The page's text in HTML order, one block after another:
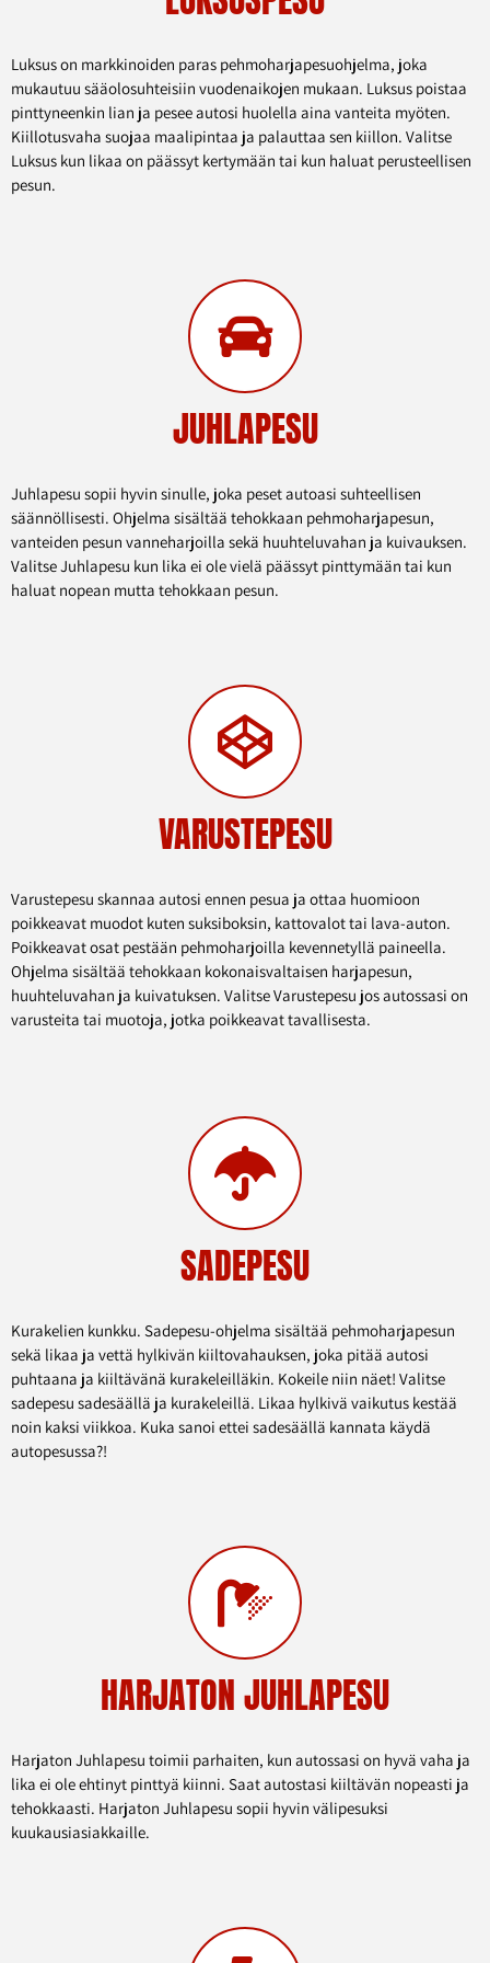
Luksus on markkinoiden paras pehmoharjapesuohjelma, joka
mukautuu sääolosuhteisiin vuodenaikojen mukaan. Luksus poistaa
pinttyneenkin lian ja pesee autosi huolella aina vanteita myöten.
Kiillotusvaha suojaa maalipintaa ja palauttaa sen kiillon. Valitse
Luksus kun likaa on päässyt kertymään tai kun haluat perusteellisen
pesun.
JUHLAPESU
Juhlapesu sopii hyvin sinulle, joka peset autoasi suhteellisen
säännöllisesti. Ohjelma sisältää tehokkaan pehmoharjapesun,
vanteiden pesun vanneharjoilla sekä huuhteluvahan ja kuivauksen.
Valitse Juhlapesu kun lika ei ole vielä päässyt pinttymään tai kun
haluat nopean mutta tehokkaan pesun.
VARUSTEPESU
Varustepesu skannaa autosi ennen pesua ja ottaa huomioon
poikkeavat muodot kuten suksiboksin, kattovalot tai lava-auton.
Poikkeavat osat pestään pehmoharjoilla kevennetyllä paineella.
Ohjelma sisältää tehokkaan kokonaisvaltaisen harjapesun,
huuhteluvahan ja kuivatuksen. Valitse Varustepesu jos autossasi on
varusteita tai muotoja, jotka poikkeavat tavallisesta.
SADEPESU
Kurakelien kunkku. Sadepesu-ohjelma sisältää pehmoharjapesun
sekä likaa ja vettä hylkivän kiiltovahauksen, joka pitää autosi
puhtaana ja kiiltävänä kurakeleilläkin. Kokeile niin näet! Valitse
sadepesu sadesäällä ja kurakeleillä. Likaa hylkivä vaikutus kestää
noin kaksi viikkoa. Kuka sanoi ettei sadesäällä kannata käydä
autopesussa?!
HARJATON JUHLAPESU
Harjaton Juhlapesu toimii parhaiten, kun autossasi on hyvä vaha ja
lika ei ole ehtinyt pinttyä kiinni. Saat autostasi kiiltävän nopeasti ja
tehokkaasti. Harjaton Juhlapesu sopii hyvin välipesuksi
kuukausiasiakkaille.